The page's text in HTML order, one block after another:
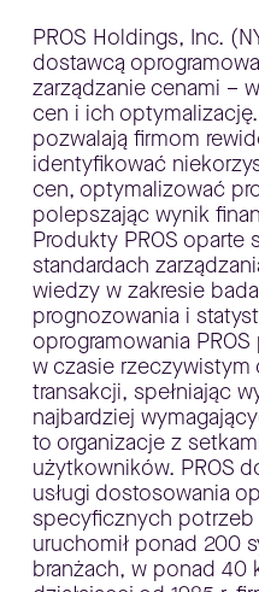
PROS Holdings, Inc.
dostawcą
zarządzanie cenami –
cen i ich
pozwalają firmom
identyfikować
cen, optymalizować
polepszając wynik
Produkty PROS oparte
standardach
wiedzy w zakresie
prognozowania i
oprogramowania
w czasie
transakcji, spełniając
najbardziej
to organizacje z
użytkowników. PROS
usługi dostosowania
specyficznych potrzeb
uruchomił ponad 200
branżach, w ponad 40